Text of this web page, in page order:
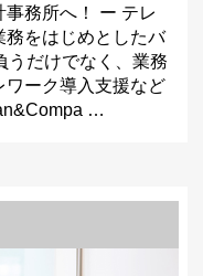
務所へ！ ー テレ
務をはじめとしたバ
うだけでなく、業務
ワーク導入支援など
…